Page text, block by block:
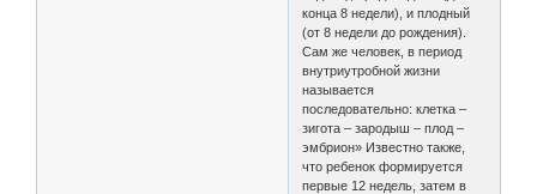
конца 8 недели), и плодный
(от 8 недели до рождения).
Сам же человек, в период
внутриутробной жизни
называется
последовательно: клетка –
зигота – зародыш – плод –
эмбрион» Известно также,
что ребенок формируется
первые 12 недель, затем в